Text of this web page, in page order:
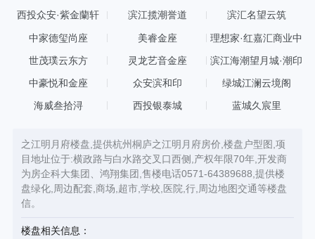
西投众安·紫金蘭轩 滨江揽潮誉道 滨汇名望云筑
中家德玺尚座 美睿金座
理想家·红嘉汇商业中
世茂璞云东方 灵龙艺音金座 滨江海潮望月城·潮印
中豪悦和金座 众安滨和印 绿城江澜云境阁
海威叁拾浔 西投银泰城 蓝城久宸里
之江明月府楼盘,提供杭州桐庐之江明月府房价,楼盘户型图,项
目地址位于:横政路与白水路交叉口西侧,产权年限70年,开发商
为房企科大集团、鸿翔集团,售楼电话0571-64389688,提供楼
盘绿化,周边配套,商场,超市,学校,医院,行,周边地图交通等楼盘
信。
楼盘相关信息：